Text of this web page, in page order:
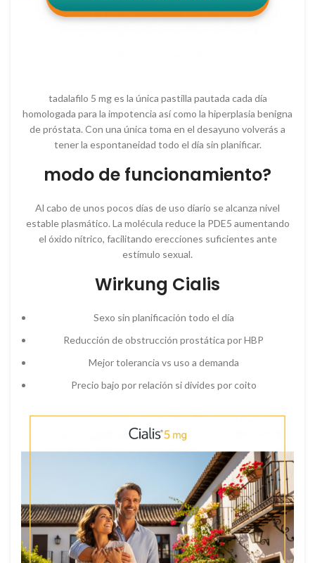
tadalafilo 5 mg es la única pastilla pautada cada día
homologada para la impotencia así como la hiperplasia benigna
de próstata. Con una única toma en el desayuno volverás a
tener la espontaneidad todo el día sin planificar.
modo de funcionamiento?
Al cabo de unos pocos días de uso diario se alcanza nivel
estable plasmático. La molécula reduce la PDE5 aumentando
el óxido nítrico, facilitando erecciones suficientes ante
estímulo sexual.
Wirkung Cialis
Sexo sin planificación todo el día
Reducción de obstrucción prostática por HBP
Mejor tolerancia vs uso a demanda
Precio bajo por relación si divides por coito